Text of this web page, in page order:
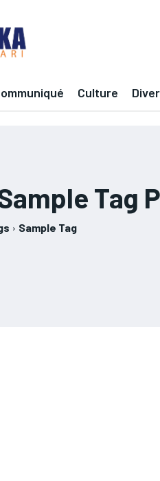
Culture
Tag
Sample Tag